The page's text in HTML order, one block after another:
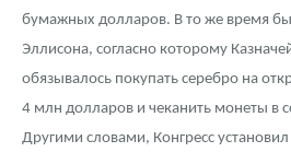
Монеты и жетоны из недрагоценных
бумажных долларов. В то же время
Эллисона, согласно которому
обязывалось покупать серебро на
4 млн долларов и чеканить монеты в
Другими словами, Конгресс установил